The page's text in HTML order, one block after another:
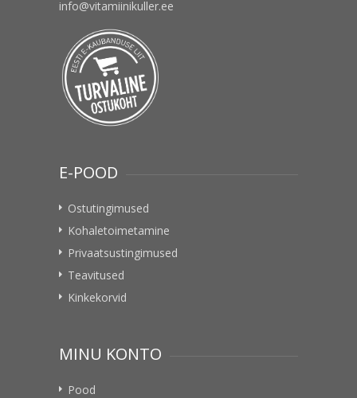
info@vitamiinikuller.ee
E-POOD
Ostutingimused
Kohaletoimetamine
Privaatsustingimused
Teavitused
Kinkekorvid
MINU KONTO
Pood